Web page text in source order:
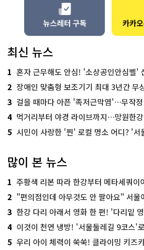
최신 뉴스
1 혼자 근무해도 안심! '소상공인안심벨'
2 장애인 맞춤형 보조기기 최대 3년간 무상 대
3 걸을 때마다 아픈 '족저근막염'…무작정 참지
4 먹거리부터 야경 라이브까지…망원한
5 시민이 사랑한 '찐' 로컬 명소 어디? '서울
많이 본 뉴스
1 주황색 리본 따라 한강부터 메타세쿼이아 숲길
2 "편의점인데 아무것도 안 팔아요" 서울에서 가장
3 한강 다리 아래서 영화 한 편! '다리밑
4 이것이 천연 냉방! '서울둘레길 9코스'
5 우리 아이 체력이 쑥쑥! 클라이밍 키즈